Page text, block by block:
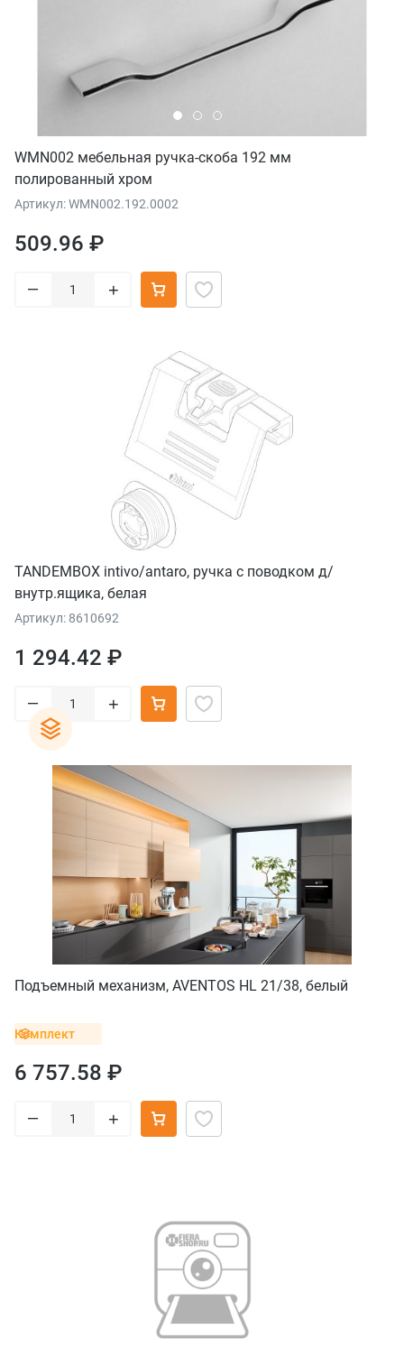
WMN002 мебельная ручка-скоба 192 мм
полированный хром
Артикул: WMN002.192.0002
509.96 ₽
– +
TANDEMBOX intivo/antaro, ручка с поводком д/
внутр.ящика, белая
Артикул: 8610692
1 294.42 ₽
– +
Подъемный механизм, AVENTOS HL 21/38, белый
Комплект
6 757.58 ₽
– +